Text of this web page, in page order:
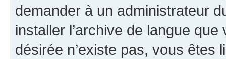
demander à un administrateur
installer l’archive de langue
désirée n’existe pas, vous êtes